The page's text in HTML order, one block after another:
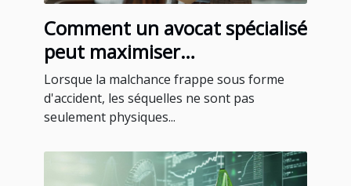
Comment un avocat spécialisé
peut maximiser
l'indemnisation après un
accident
Lorsque la malchance frappe sous forme
d'accident, les séquelles ne sont pas
seulement physiques...